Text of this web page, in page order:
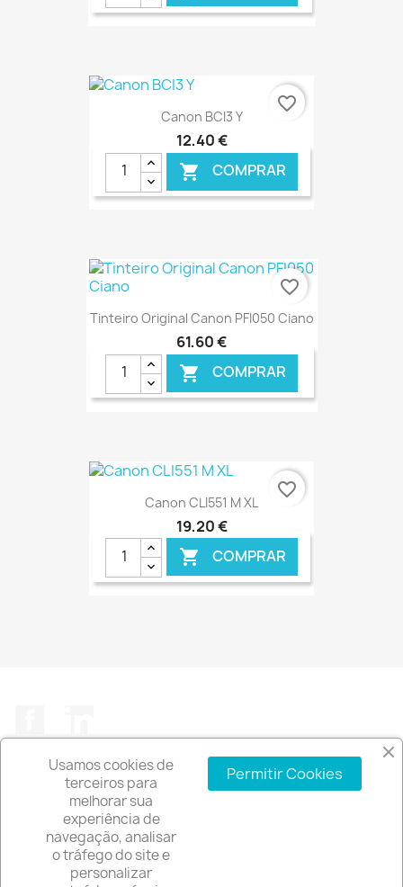
Canon BCI3 Y
12,40 €
 COMPRAR
€ ONLINE
favorite_border
Tinteiro Original Canon PFI050 Ciano
61,60 €
 COMPRAR
favorite_border
Canon CLI551 M XL
19,20 €
 COMPRAR
favorite_border
A EMPRESA
INFORMAÇÃO DA LOJA
Usamos cookies de
terceiros para
melhorar sua
experiência de
navegação, analisar
o tráfego do site e
personalizar
Permitir Cookies